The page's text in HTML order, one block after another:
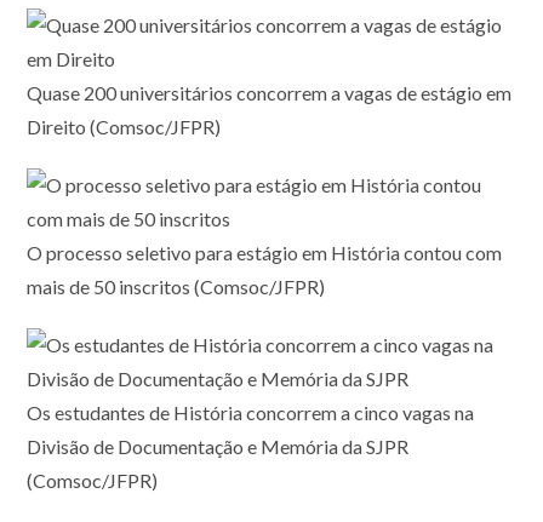
Quase 200 universitários concorrem a vagas de estágio em
Direito (Comsoc/JFPR)
O processo seletivo para estágio em História contou com
mais de 50 inscritos (Comsoc/JFPR)
Os estudantes de História concorrem a cinco vagas na
Divisão de Documentação e Memória da SJPR
(Comsoc/JFPR)